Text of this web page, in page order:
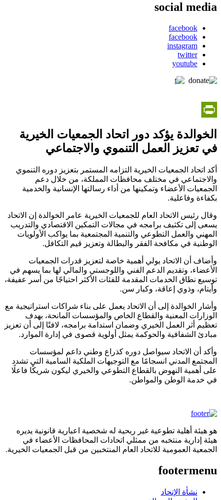
social media
facebook
facebook
instagram
twitter
youtube
الخوالدة يؤكد دور اتحاد الجمعيات الخيرية
في تعزيز العمل التنموي والاجتماعي
أكد اتحاد الجمعيات الخيرية التزامه المستمر بتعزيز دوره التنموي
والاجتماعي في مختلف محافظات المملكة، من خلال دعم
الجمعيات الأعضاء وتمكينها من أداء رسالتها الإنسانية والخدمية
بكفاءة وفاعلية.
وقال رئيس الاتحاد العام للجمعيات الخيرية عامر الخوالدة إن الاتحاد
يسعى إلى تكثيف برامجه في مجالات التمكين الاقتصادي والتدريب
المهني والعمل التطوعي والتنمية المجتمعية بما يواكب الأولويات
الوطنية في مكافحة الفقر والبطالة وتعزيز قيم التكافل.
وأضاف أن الاتحاد يولي أهمية خاصة لتعزيز قدرات الجمعيات
الأعضاء، وتقديم الدعم الفني واللوجستي والمالي لها بما يسهم في
توسيع نطاق الخدمات المقدمة للفئات الأكثر احتياجًا من أسر عفيفة،
وأيتام، وذوي إعاقة، وكبار سن.
وأشار الخوالدة إلى أن الاتحاد يعمل على بناء شراكات استراتيجية مع
الوزارات المعنية والقطاع الخاص والمؤسسات المانحة، بهدف
تعظيم أثر العمل الخيري وضمان استدامة برامجه، لافتًا إلى أن تعزيز
مبادئ الشفافية والحوكمة يمثل أولوية قصوى في إدارة الموارد.
وأكد أن الاتحاد سيواصل دوره كذراع وطني داعم لمؤسسات
المجتمع المدني انسجامًا مع التوجيهات الملكية السامية التي تشدد
على أهمية النهوض بالقطاع التطوعي والخيري ليكون شريكًا فاعلًا
في خدمة الوطن والمواطن.
هو هيئة أهلية تطوعية غير ربحية له شخصية اعبارية قانونية يديره
هيئة إدارية منتخبه من ممثلي اتحادات المحافظات الأعضاء في
الجمعية العمومية للاتحاد العام المنتخبين من قبل الجمعيات الخيرية.
footermenu
نشأة الإتحاد